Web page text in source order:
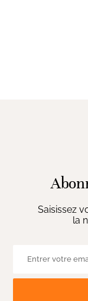
Saisissez
la